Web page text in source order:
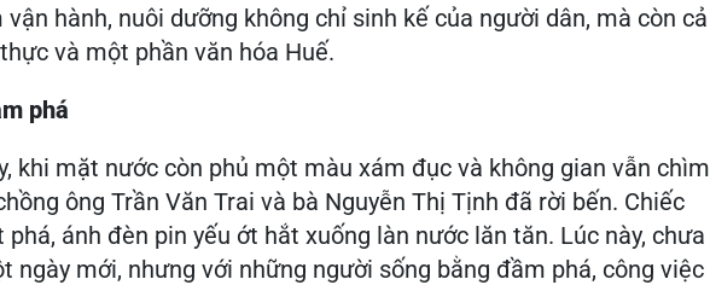
hành, nuôi dưỡng không chỉ sinh kế của người dân, mà còn cả
và một phần văn hóa Huế.
phá
khi mặt nước còn phủ một màu xám đục và không gian vẫn chìm
ông Trần Văn Trai và bà Nguyễn Thị Tịnh đã rời bến. Chiếc
ánh đèn pin yếu ớt hắt xuống làn nước lăn tăn. Lúc này, chưa
ngày mới, nhưng với những người sống bằng đầm phá, công việc